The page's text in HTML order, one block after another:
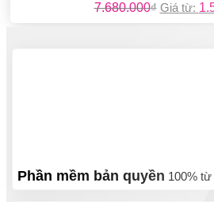
7.680.000₫ Giá từ:
Phần mềm bản quyền 100% từ